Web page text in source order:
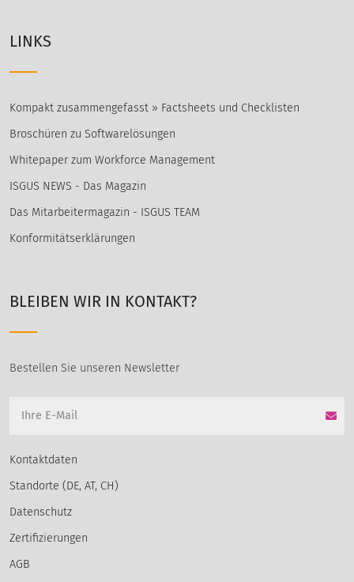
LINKS
Kompakt zusammengefasst » Factsheets und Checklisten
Broschüren zu Softwarelösungen
Whitepaper zum Workforce Management
ISGUS NEWS - Das Magazin
Das Mitarbeitermagazin - ISGUS TEAM
Konformitätserklärungen
BLEIBEN WIR IN KONTAKT?
Bestellen Sie unseren Newsletter
Kontaktdaten
Standorte (DE, AT, CH)
Datenschutz
Zertifizierungen
AGB